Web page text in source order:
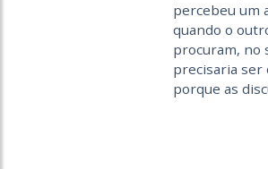
percebeu um
quando o
procuram, no
precisaria ser
porque as